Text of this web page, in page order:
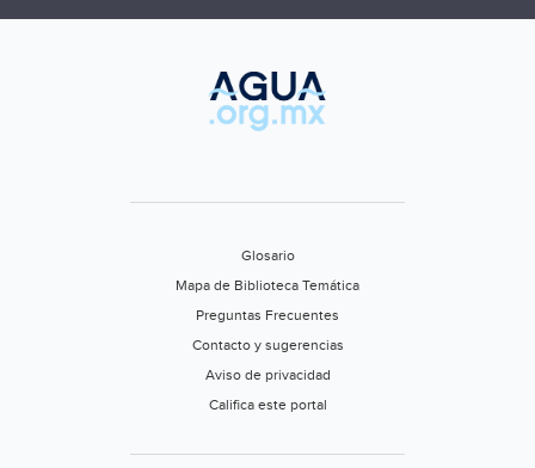
Glosario
Mapa de Biblioteca Temática
Preguntas Frecuentes
Contacto y sugerencias
Aviso de privacidad
Califica este portal